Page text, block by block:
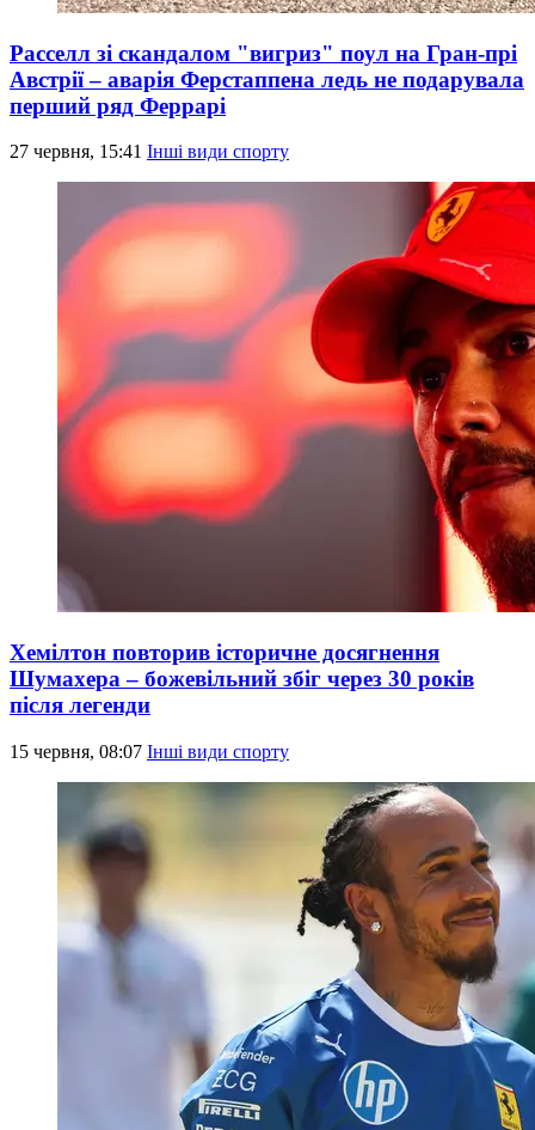
Расселл зі скандалом "вигриз" поул на Гран-прі
Австрії – аварія Ферстаппена ледь не подарувала
перший ряд Феррарі
27 червня, 15:41 Інші види спорту
Хемілтон повторив історичне досягнення
Шумахера – божевільний збіг через 30 років
після легенди
15 червня, 08:07 Інші види спорту